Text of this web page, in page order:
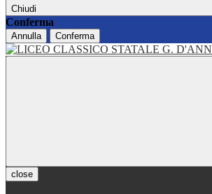
Chiudi
Conferma
Annulla Conferma
close